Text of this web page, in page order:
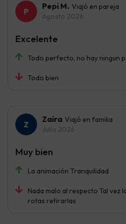
Pepi M. Viajó en pareja
Agosto 2026
Todo perfecto, no hay ningun
Todo bien
Excelente
Zaira Viajó en familia
Julio 2026
La animación Tranquilidad
Nada malo al respecto Tal vez
rotas retirarlas
Muy bien